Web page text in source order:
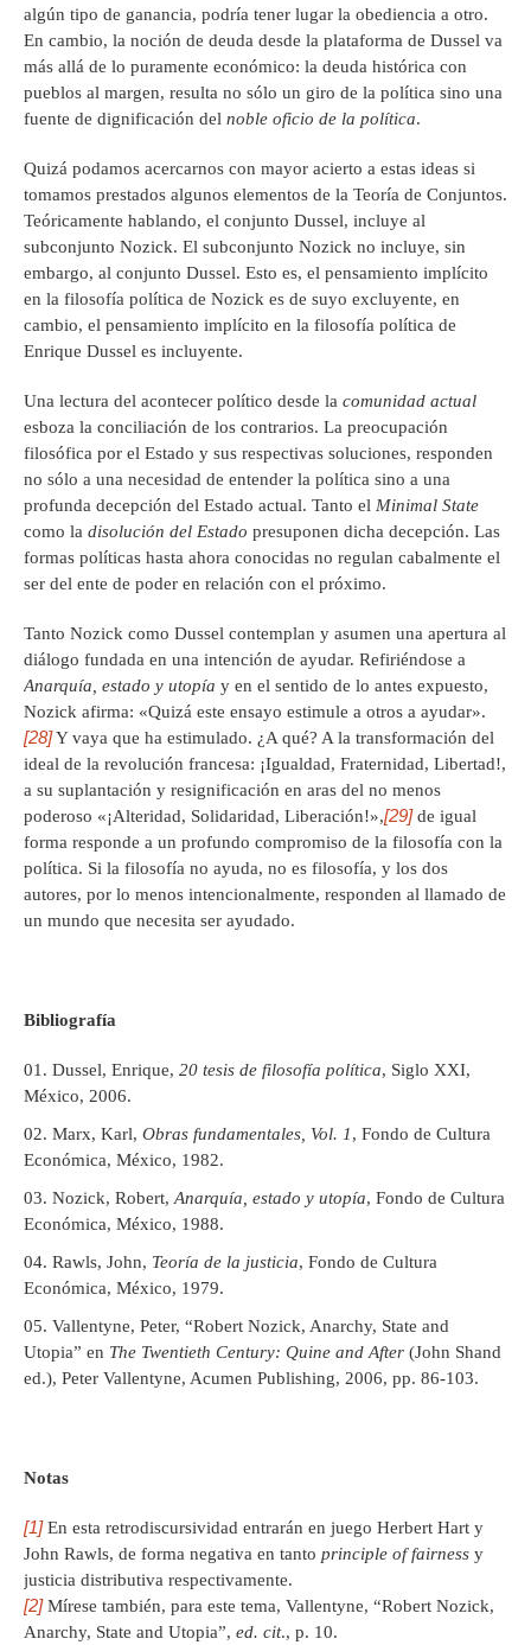
algún tipo de ganancia, podría tener lugar la obediencia a otro.
En cambio, la noción de deuda desde la plataforma de Dussel va
más allá de lo puramente económico: la deuda histórica con
pueblos al margen, resulta no sólo un giro de la política sino una
fuente de dignificación del noble oficio de la política.
Quizá podamos acercarnos con mayor acierto a estas ideas si
tomamos prestados algunos elementos de la Teoría de Conjuntos.
Teóricamente hablando, el conjunto Dussel, incluye al
subconjunto Nozick. El subconjunto Nozick no incluye, sin
embargo, al conjunto Dussel. Esto es, el pensamiento implícito
en la filosofía política de Nozick es de suyo excluyente, en
cambio, el pensamiento implícito en la filosofía política de
Enrique Dussel es incluyente.
Una lectura del acontecer político desde la comunidad actual
esboza la conciliación de los contrarios. La preocupación
filosófica por el Estado y sus respectivas soluciones, responden
no sólo a una necesidad de entender la política sino a una
profunda decepción del Estado actual. Tanto el Minimal State
como la disolución del Estado presuponen dicha decepción. Las
formas políticas hasta ahora conocidas no regulan cabalmente el
ser del ente de poder en relación con el próximo.
Tanto Nozick como Dussel contemplan y asumen una apertura al
diálogo fundada en una intención de ayudar. Refiriéndose a
Anarquía, estado y utopía y en el sentido de lo antes expuesto,
Nozick afirma: «Quizá este ensayo estimule a otros a ayudar».
[28]Y vaya que ha estimulado. ¿A qué? A la transformación del
ideal de la revolución francesa: ¡Igualdad, Fraternidad, Libertad!,
a su suplantación y resignificación en aras del no menos
poderoso «¡Alteridad, Solidaridad, Liberación!»,[29]de igual
forma responde a un profundo compromiso de la filosofía con la
política. Si la filosofía no ayuda, no es filosofía, y los dos
autores, por lo menos intencionalmente, responden al llamado de
un mundo que necesita ser ayudado.
Bibliografía
Dussel, Enrique, 20 tesis de filosofía política, Siglo XXI,
México, 2006.
Marx, Karl, Obras fundamentales, Vol. 1, Fondo de Cultura
Económica, México, 1982.
Nozick, Robert, Anarquía, estado y utopía, Fondo de Cultura
Económica, México, 1988.
Rawls, John, Teoría de la justicia, Fondo de Cultura
Económica, México, 1979.
Vallentyne, Peter, “Robert Nozick, Anarchy, State and
Utopia” en The Twentieth Century: Quine and After (John Shand
ed.), Peter Vallentyne, Acumen Publishing, 2006, pp. 86-103.
Notas
[1]En esta retrodiscursividad entrarán en juego Herbert Hart y
John Rawls, de forma negativa en tanto principle of fairness y
justicia distributiva respectivamente.
[2]Mírese también, para este tema, Vallentyne, “Robert Nozick,
Anarchy, State and Utopia”, ed. cit., p. 10.